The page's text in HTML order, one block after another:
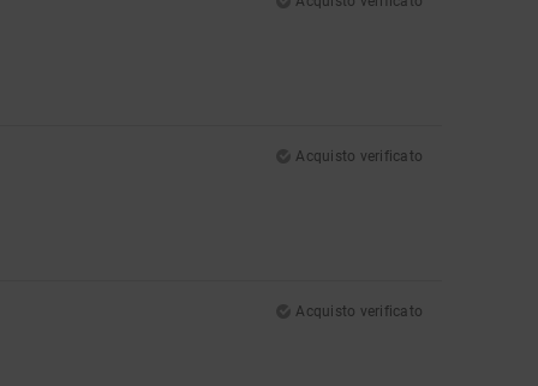
Acquisto verificato
Acquisto verificato